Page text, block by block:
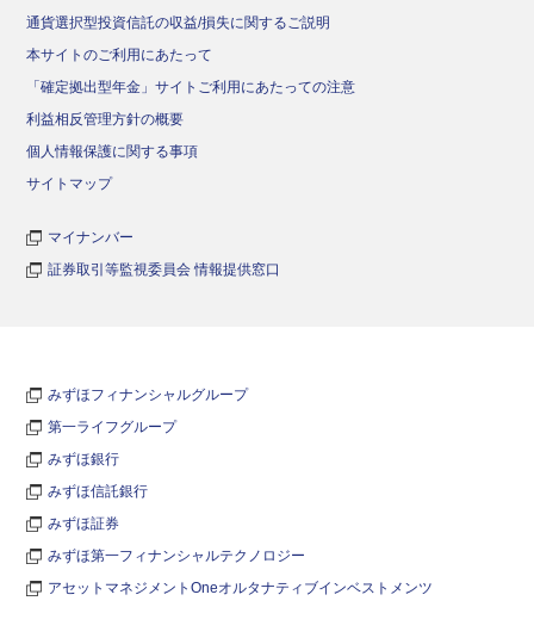
通貨選択型投資信託の収益/損失に関するご説明
本サイトのご利用にあたって
「確定拠出型年金」サイトご利用にあたっての注意
利益相反管理方針の概要
個人情報保護に関する事項
サイトマップ
マイナンバー
証券取引等監視委員会 情報提供窓口
みずほフィナンシャルグループ
第一ライフグループ
みずほ銀行
みずほ信託銀行
みずほ証券
みずほ第一フィナンシャルテクノロジー
アセットマネジメントOneオルタナティブインベストメンツ